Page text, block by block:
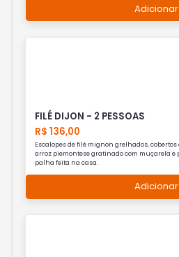
Adicionar
FILÉ DIJON - 2 PESSOAS
R$ 136,00
Escalopes de filé mignon grelhados,
arroz piemontese gratinado com muçarela e
palha feita na casa.
Adicionar